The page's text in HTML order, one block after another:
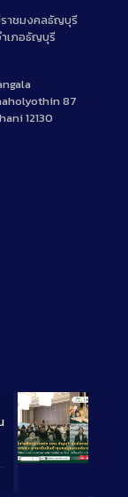
ราชมงคลธัญบุรี
เภอธัญบุรี
87
12130
Long